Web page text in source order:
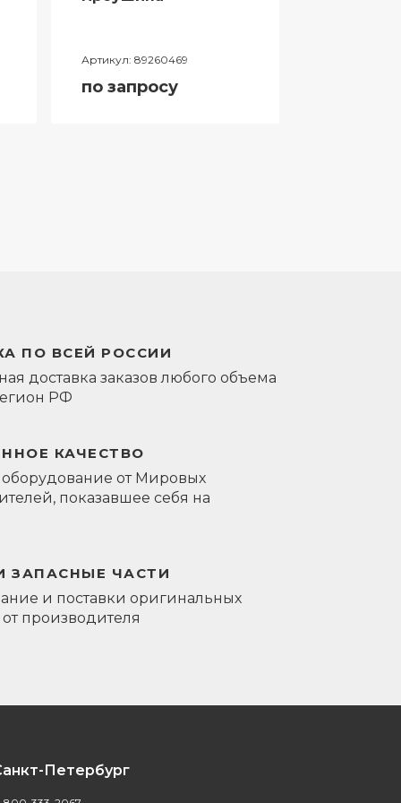
Артикул: 89260469
по запросу
ПО ВСЕЙ РОССИИ
доставка заказов любого объема
РФ
КАЧЕСТВО
оборудование от Мировых
показавшее себя на
ЗАПАСНЫЕ ЧАСТИ
и поставки оригинальных
от производителя
Петербург